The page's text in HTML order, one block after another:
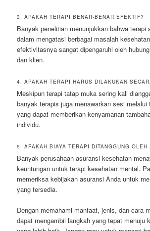
3. APAKAH TERAPI BENAR-BENAR EFEKTIF?
Banyak penelitian menunjukkan bahwa terapi
dalam mengatasi berbagai masalah
efektivitasnya sangat dipengaruhi oleh
dan klien.
4. APAKAH TERAPI HARUS DILAKUKAN
Meskipun terapi tatap muka sering kali
banyak terapis juga menawarkan sesi melalui
yang dapat memberikan kenyamanan
individu.
5. APAKAH BIAYA TERAPI DITANGGUNG OLEH
Banyak perusahaan asuransi kesehatan
keuntungan untuk terapi kesehatan mental.
memeriksa kebijakan asuransi Anda untuk
yang tersedia.
Dengan memahami manfaat, jenis, dan cara
dapat mengambil langkah yang tepat menuju